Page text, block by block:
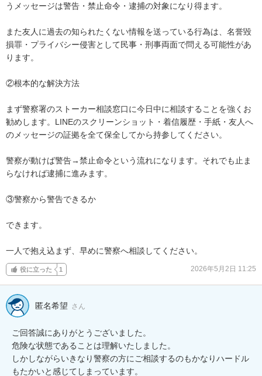
うメッセージは警告・禁止命令・逮捕の対象になり得ます。
また友人に過去の知られたくない情報を送っている行為は、名誉毀
損罪・プライバシー侵害として民事・刑事両面で問える可能性があ
ります。
②根本的な解決方法
まず警察署のストーカー相談窓口に今日中に相談することを強くお
勧めします。LINEのスクリーンショット・着信履歴・手紙・友人へ
のメッセージの証拠を全て保全してから持参してください。
警察が動けば警告→禁止命令という流れになります。それでも止ま
らなければ逮捕に進みます。
③警察から警告できるか
できます。
一人で抱え込まず、早めに警察へ相談してください。
役に立った 1 2026年5月2日 11:25
匿名希望 さん
ご回答誠にありがとうございました。
危険な状態であることは理解いたしました。
しかしながらいきなり警察の方にご相談するのもかなりハードル
もたかいと感じてしまっています。